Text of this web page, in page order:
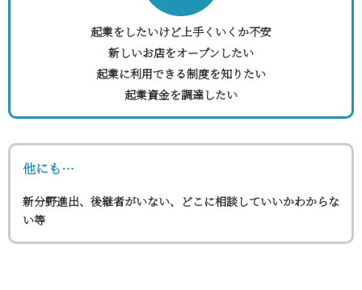
起業をしたいけど上手くいくか不安
新しいお店をオープンしたい
起業に利用できる制度を知りたい
起業資金を調達したい
他にも…
新分野進出、後継者がいない、どこに相談していいかわからな
い等